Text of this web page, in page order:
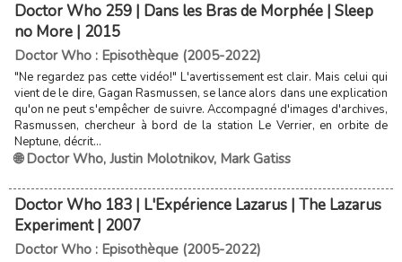
Doctor Who 259 | Dans les Bras de Morphée | Sleep
no More | 2015
Doctor Who : Episothèque (2005-2022)
"Ne regardez pas cette vidéo!" L'avertissement est clair. Mais celui qui
vient de le dire, Gagan Rasmussen, se lance alors dans une explication
qu'on ne peut s'empêcher de suivre. Accompagné d'images d'archives,
Rasmussen, chercheur à bord de la station Le Verrier, en orbite de
Neptune, décrit...
🌐 Doctor Who, Justin Molotnikov, Mark Gatiss
Doctor Who 183 | L'Expérience Lazarus | The Lazarus
Experiment | 2007
Doctor Who : Episothèque (2005-2022)